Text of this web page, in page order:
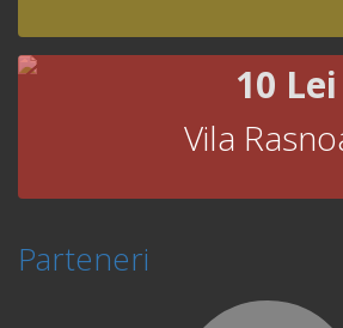
10 Lei
Vila
Parteneri